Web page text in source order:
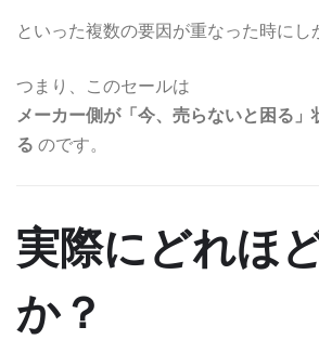
といった複数の要因が重なった時にし
つまり、このセールは
メーカー側が「今、売らないと困る
る のです。
実際にどれほ
か？